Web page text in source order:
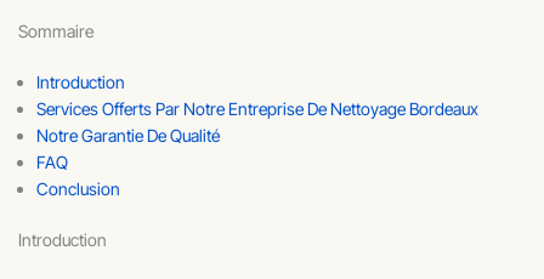
Sommaire
Introduction
Services Offerts Par Notre Entreprise De Nettoyage Bordeaux
Notre Garantie De Qualité
FAQ
Conclusion
Introduction